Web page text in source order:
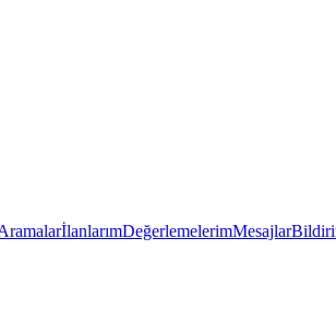
İlanlarımDeğerlemelerimMesajlar